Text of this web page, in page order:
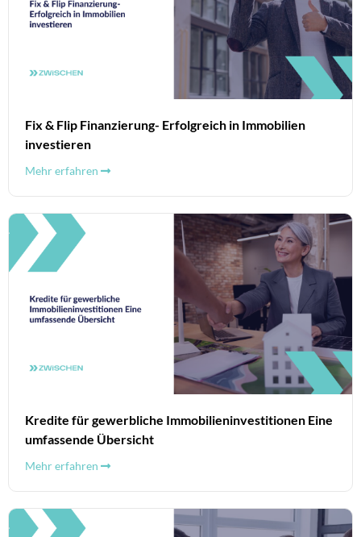
Fix & Flip Finanzierung- Erfolgreich in Immobilien
investieren
Mehr erfahren
Kredite für gewerbliche Immobilieninvestitionen Eine
umfassende Übersicht
Mehr erfahren